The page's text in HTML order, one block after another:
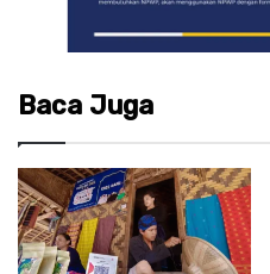
Baca Juga